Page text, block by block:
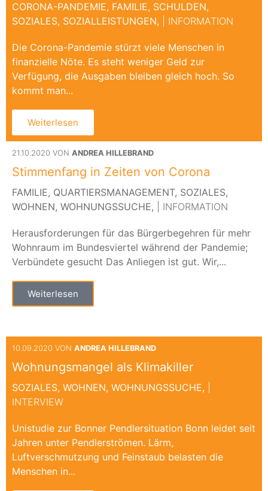
CORONA-PANDEMIE, FAMILIE, SCHULDEN,
SOZIALES, SOZIALLEISTUNGEN, | INFORMATION
Die Corona-Pandemie stürzt viele Menschen in
finanzielle Nöte. Es steht weniger Geld zur
Verfügung, die Ausgaben bleiben gleich hoch. So
kommt man...
Weiterlesen
21.10.2020 VON ANDREA HILLEBRAND
Stimmenfang in Zeiten von Corona
FAMILIE, QUARTIERSMANAGEMENT, SOZIALES,
WOHNEN, WOHNUNGSSUCHE, | INFORMATION
Herausforderungen für das Bürgerbegehren für mehr
Wohnraum im Bundesviertel während der Pandemie;
Verbündete gesucht Das Anliegen ist gut. Wir,...
Weiterlesen
10.09.2020 VON ANDREA HILLEBRAND
Wohnungsmangel als Klimakiller
SOZIALES, WOHNEN, WOHNUNGSSUCHE,
INTERVIEW
Unistudie zur Bonner Pendlersituation Bonn leidet seit
Jahren unter Pendlerströmen. Lärm,
Luftverschmutzung und Feinstaub belasten die
Menschen in...